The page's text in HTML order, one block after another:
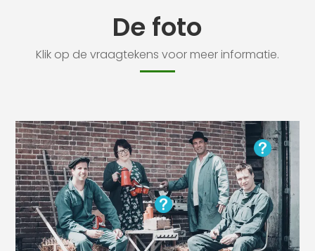
De foto
Klik op de vraagtekens voor meer informatie.